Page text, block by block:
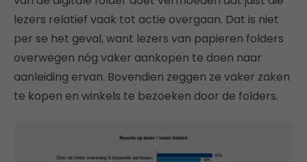
lezers relatief vaak tot actie overgaan. Dat is niet
per se het geval, want lezers van papieren folders
overwegen nóg vaker aankopen te doen naar
aanleiding ervan. Bovendien zeggen ze vaker zaken
te kopen en winkels te bezoeken door de folders.